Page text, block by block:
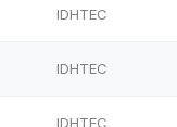
IDHTEC
IDHTEC
IDHTEC